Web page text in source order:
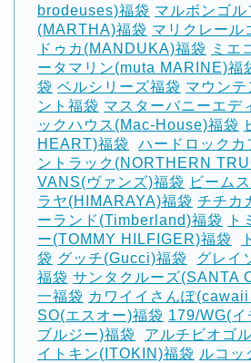
brodeuses)福袋 マルボンゴル
(MARTHA)福袋 マリクレール
ドゥカ(MANDUKA)福袋
ミエ
ータマリン(muta MARINE)福
袋 ベルシリーズ福袋 マウンテ
ント福袋 マスターバニーエデ
ックハウス(Mac-House)福袋
HEART)福袋
ハードロックカ
ントラック(NORTHERN
VANS(ヴァンズ)福袋 ビーム
ラヤ(HIMARAYA)福袋 チチカ
ーランド(Timberland)福袋
ト
ー(TOMMY HILFIGER)福袋
袋 グッチ(Gucci)福袋
グレイ
福袋 サンタクルーズ(SANTA
一福袋 カワイイさんぽ
SO(エスオー)福袋 179/WG(イ
ブルジー)福袋
アルチビオゴ
イトキン(ITOKIN)福袋 ルコ